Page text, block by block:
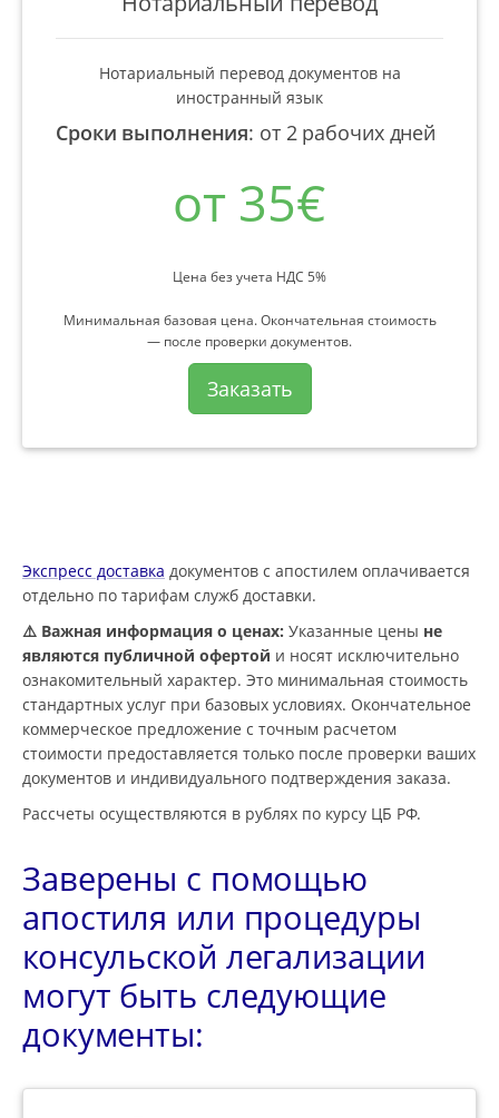
Нотариальный перевод документов на
иностранный язык
Сроки выполнения: от 2 рабочих дней
от 35€
Цена без учета НДС 5%
Минимальная базовая цена. Окончательная стоимость
— после проверки документов.
Заказать
Экспресс доставка документов с апостилем оплачивается
отдельно по тарифам служб доставки.
⚠️ Важная информация о ценах: Указанные цены не
являются публичной офертой и носят исключительно
ознакомительный характер. Это минимальная стоимость
стандартных услуг при базовых условиях. Окончательное
коммерческое предложение с точным расчетом
стоимости предоставляется только после проверки ваших
документов и индивидуального подтверждения заказа.
Рассчеты осуществляются в рублях по курсу ЦБ РФ.
Заверены с помощью
апостиля или процедуры
консульской легализации
могут быть следующие
документы: